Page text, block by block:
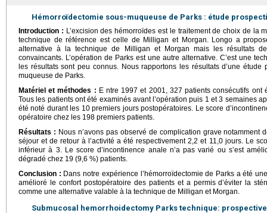
Hémorroïdectomie sous-muqueuse de Parks : étude
Introduction : L’excision des hémorroïdes est le traitement de choix de la
technique de référence est celle de Milligan et Morgan. Longo a
alternative à la technique de Milligan et Morgan mais les résultats
convaincants. L’opération de Parks est une autre alternative. C’est une
les résultats sont peu connus. Nous rapportons les résultats d’une étude
muqueuse de Parks.
Matériel et méthodes : E ntre 1997 et 2001, 327 patients consécutifs
Tous les patients ont été examinés avant l’opération puis 1 et 3 semaines
été noté durant les 10 premiers jours postopératoires. Le score
opératoire chez les 198 premiers patients.
Résultats : Nous n’avons pas observé de complication grave notamment
séjour et de retour à l’activité a été respectivement 2,2 et 11,0 jours. Le
inférieur à 3. Le score d’incontinence anale n’a pas varié ou s’est
dégradé chez 19 (9,6 %) patients.
Conclusion : Dans notre expérience l’hémorroïdectomie de Parks a été
amélioré le confort postopératoire des patients et a permis d’éviter la
comme une alternative valable à la technique de Milligan et Morgan.
Submucosal hemorrhoidectomy Parks technique: